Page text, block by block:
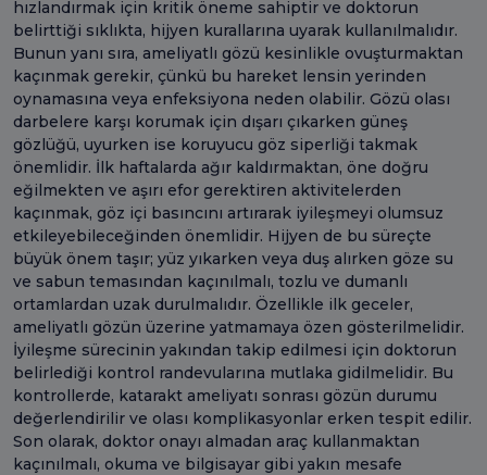
hızlandırmak için kritik öneme sahiptir ve doktorun
belirttiği sıklıkta, hijyen kurallarına uyarak kullanılmalıdır.
Bunun yanı sıra, ameliyatlı gözü kesinlikle ovuşturmaktan
kaçınmak gerekir, çünkü bu hareket lensin yerinden
oynamasına veya enfeksiyona neden olabilir. Gözü olası
darbelere karşı korumak için dışarı çıkarken güneş
gözlüğü, uyurken ise koruyucu göz siperliği takmak
önemlidir. İlk haftalarda ağır kaldırmaktan, öne doğru
eğilmekten ve aşırı efor gerektiren aktivitelerden
kaçınmak, göz içi basıncını artırarak iyileşmeyi olumsuz
etkileyebileceğinden önemlidir. Hijyen de bu süreçte
büyük önem taşır; yüz yıkarken veya duş alırken göze su
ve sabun temasından kaçınılmalı, tozlu ve dumanlı
ortamlardan uzak durulmalıdır. Özellikle ilk geceler,
ameliyatlı gözün üzerine yatmamaya özen gösterilmelidir.
İyileşme sürecinin yakından takip edilmesi için doktorun
belirlediği kontrol randevularına mutlaka gidilmelidir. Bu
kontrollerde, katarakt ameliyatı sonrası gözün durumu
değerlendirilir ve olası komplikasyonlar erken tespit edilir.
Son olarak, doktor onayı almadan araç kullanmaktan
kaçınılmalı, okuma ve bilgisayar gibi yakın mesafe